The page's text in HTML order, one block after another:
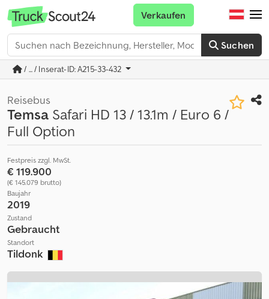
Suchen
Verkaufen
/ ... / Inserat-ID: A215-33-432
Reisebus
Temsa Safari HD 13 / 13.1m / Euro 6 /
Full Option
Festpreis zzgl. MwSt.
€ 119.900
(€ 145.079 brutto)
Baujahr
2019
Zustand
Gebraucht
Standort
Tildonk